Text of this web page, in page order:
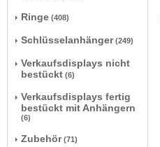
Ringe (408)
Schlüsselanhänger (249)
Verkaufsdisplays nicht
bestückt (6)
Verkaufsdisplays fertig
bestückt mit Anhängern
(6)
Zubehör (71)